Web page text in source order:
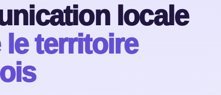
locale
territoire